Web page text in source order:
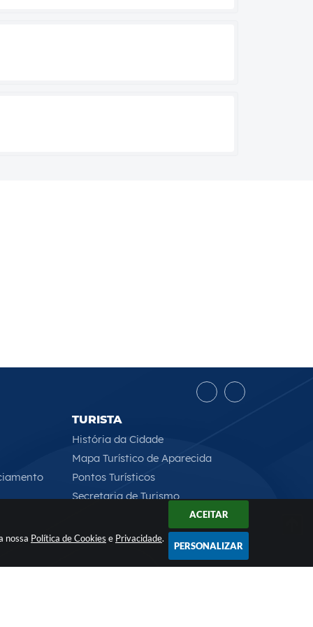
nossa Política de Cookies e Privacidade.
ACEITAR
PERSONALIZAR
TURISTA
História da Cidade
Mapa Turístico de Aparecida
Pontos Turísticos
Secretaria de Turismo